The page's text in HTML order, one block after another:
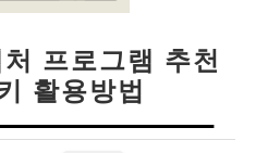
프로그램 추천
활용방법